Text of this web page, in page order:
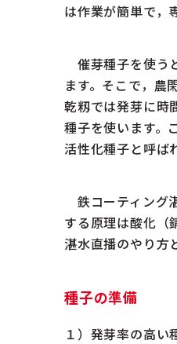
は作業が簡単で，
催芽種子を使う
ます。そこで，農
乾籾では発芽に時
種子を使います。
活性化種子と呼ば
鉄コーティング
する原理は酸化（
湛水直播のやり方
種子の準備
１）発芽率の高